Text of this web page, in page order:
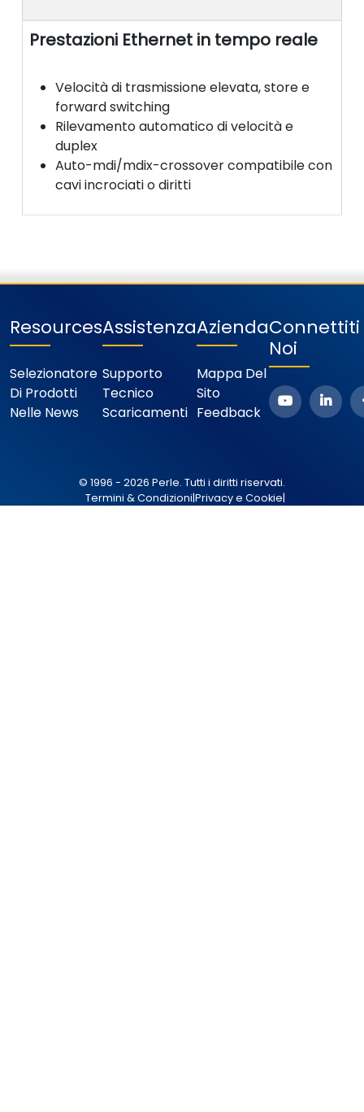
Prestazioni Ethernet in tempo reale
Velocità di trasmissione elevata, store e
forward switching
Rilevamento automatico di velocità e
duplex
Auto-mdi/mdix-crossover compatibile con
cavi incrociati o diritti
Resources
Selezionatore
Di Prodotti
Nelle News
Assistenza
Supporto
Tecnico
Scaricamenti
Azienda
Mappa Del
Sito
Feedback
Connettiti
Noi
© 1996 - 2026 Perle. Tutti i diritti riservati.
Termini & Condizioni|Privacy e Cookie|